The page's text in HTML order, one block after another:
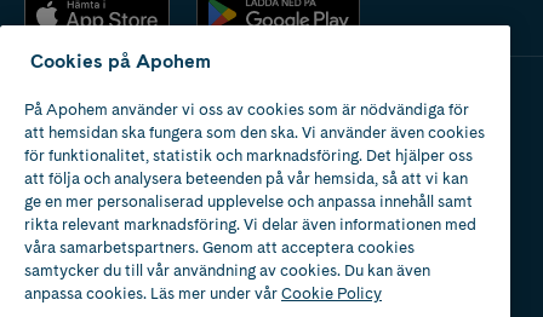
Apotek med tillstånd
av Läkemedelsverket
Cookies på Apohem
På Apohem använder vi oss av cookies som är nödvändiga för
att hemsidan ska fungera som den ska. Vi använder även cookies
för funktionalitet, statistik och marknadsföring. Det hjälper oss
att följa och analysera beteenden på vår hemsida, så att vi kan
ge en mer personaliserad upplevelse och anpassa innehåll samt
rikta relevant marknadsföring. Vi delar även informationen med
våra samarbetspartners. Genom att acceptera cookies
samtycker du till vår användning av cookies. Du kan även
anpassa cookies. Läs mer under vårCookie Policy